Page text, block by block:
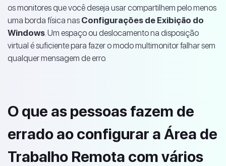
os monitores que você deseja usar compartilhem pelo menos
uma borda física nas Configurações de Exibição do
Windows . Um espaço ou deslocamento na disposição
virtual é suficiente para fazer o modo multimonitor falhar sem
qualquer mensagem de erro.
O que as pessoas fazem de
errado ao configurar a Área de
Trabalho Remota com vários